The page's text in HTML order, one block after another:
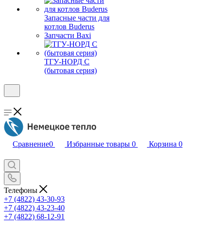
Запасные части для
котлов Buderus
Запчасти Baxi
ТГУ-НОРД С
(бытовая серия)
Сравнение0 Избранные товары 0 Корзина 0
Телефоны
+7 (4822) 43-30-93
+7 (4822) 43-23-40
+7 (4822) 68-12-91